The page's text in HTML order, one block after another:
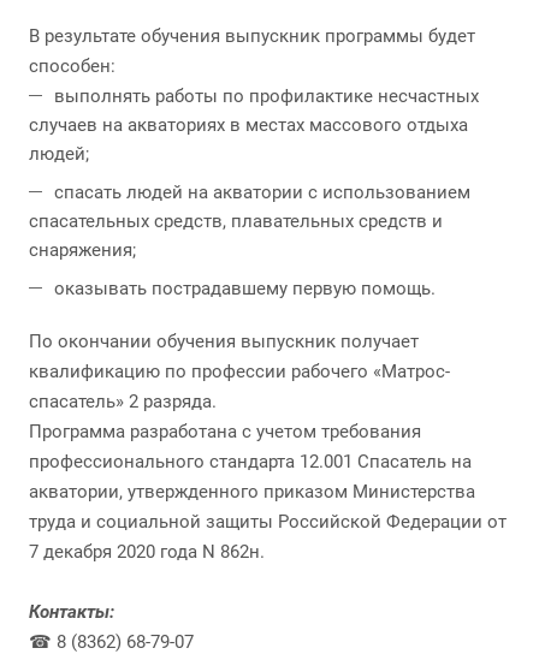
В результате обучения выпускник программы будет
способен:
выполнять работы по профилактике несчастных
случаев на акваториях в местах массового отдыха
людей;
спасать людей на акватории с использованием
спасательных средств, плавательных средств и
снаряжения;
оказывать пострадавшему первую помощь.
По окончании обучения выпускник получает
квалификацию по профессии рабочего «Матрос-
спасатель» 2 разряда.
Программа разработана с учетом требования
профессионального стандарта 12.001 Спасатель на
акватории, утвержденного приказом Министерства
труда и социальной защиты Российской Федерации от
7 декабря 2020 года N 862н.
Контакты:
☎ 8 (8362) 68-79-07